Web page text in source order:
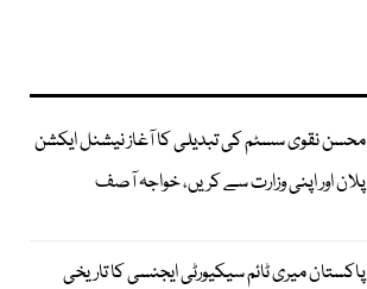
محسن نقوی سسٹم کی تبدیلی کا آغاز نیشنل ایکشن
پلان اور اپنی وزارت سے کریں، خواجہ آصف
پاکستان میری ٹائم سیکیورٹی ایجنسی کا تاریخی